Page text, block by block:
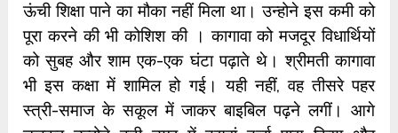
ऊंची शिक्षा पाने का मौका नहीं मिला था। उन्होने इस कमी को
पूरा करने की भी कोशिश की । कागावा को मजदूर विधार्थियों
को सुबह और शाम एक-एक घंटा पढ़ाते थे। श्रीमती कागावा
भी इस कक्षा में शामिल हो गई। यही नहीं, वह तीसरे पहर
स्त्री-समाज के सकूल में जाकर बाइबिल पढ़ने लगीं। आगे